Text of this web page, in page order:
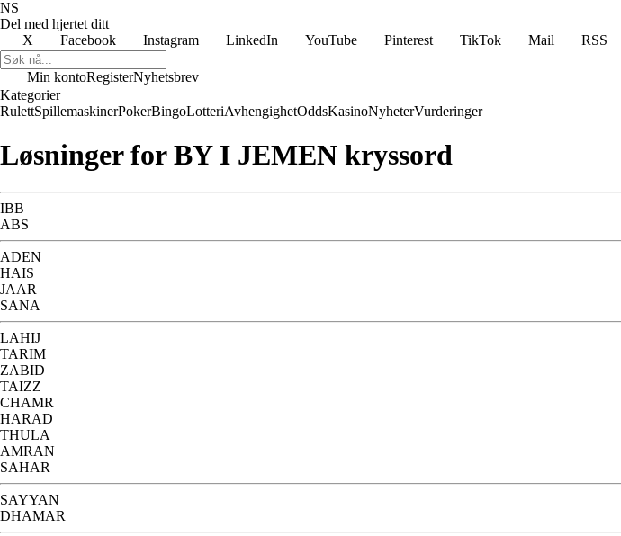
NS
Del med hjertet ditt
X
Facebook Instagram LinkedIn YouTube Pinterest TikTok Mail RSS
Min kontoRegisterNyhetsbrev
Kategorier
RulettSpillemaskinerPokerBingoLotteriAvhengighetOddsKasinoNyheterVurderinger
Løsninger for BY I JEMEN kryssord
IBB
ABS
ADEN
HAIS
JAAR
SANA
LAHIJ
TARIM
ZABID
TAIZZ
CHAMR
HARAD
THULA
AMRAN
SAHAR
SAYYAN
DHAMAR